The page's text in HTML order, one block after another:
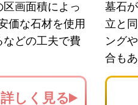
画面積によっ
価な石材を使用
どの工夫で費
しく見る
墓石
立と
ング
合もあ